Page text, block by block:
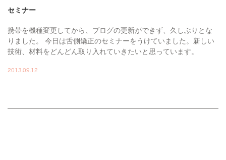
セミナー
携帯を機種変更してから、ブログの更新ができず、久しぶりとな
りました。 今日は舌側矯正のセミナーをうけていました。新しい
技術、材料をどんどん取り入れていきたいと思っています。
2013.09.12